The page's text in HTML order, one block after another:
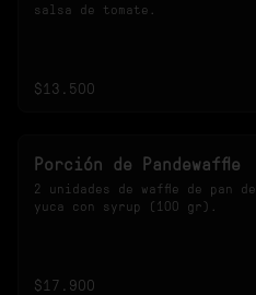
salsa de tomate.
$13.500
Porción de Pandewaffle
2 unidades de waffle de pan de
yuca con syrup (100 gr).
$17.900